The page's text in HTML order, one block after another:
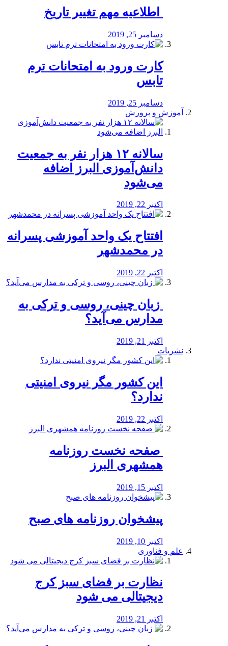
️ اطلاعیه مهم تغییر تاریخ
دسامبر 25, 2019
کارت ورود به امتحانات ترم
تابس
دسامبر 25, 2019
آموزش و پرورش
️سالانه ۱۲ هزار نفر به جمعیت
دانش‌آموزی البرز اضافه
می‌شود
اکتبر 22, 2019
افتتاح یک واحد آموزشی پسرانه
در محمدشهر
اکتبر 22, 2019
️ زبان چینی، روسی و ترکی به
مدارس می‌آید؟
اکتبر 21, 2019
نشریات
این کشور مگر نیروی امنیتی
ندارد؟
اکتبر 22, 2019
️ صفحه نخست روزنامه‌
همشهری البرز
اکتبر 15, 2019
پیشخوان روزنامه های صبح
اکتبر 10, 2019
علم و فناوری
نظارت بر فضای سبز کرج
دیجیتالی می شود
اکتبر 21, 2019